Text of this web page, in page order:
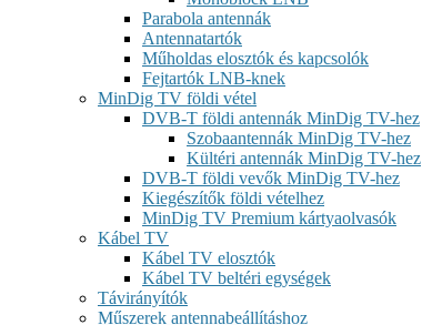
Parabola antennák
Antennatartók
Műholdas elosztók és kapcsolók
Fejtartók LNB-knek
MinDig TV földi vétel
DVB-T földi antennák MinDig TV-hez
Szobaantennák MinDig TV-hez
Kültéri antennák MinDig TV-hez
DVB-T földi vevők MinDig TV-hez
Kiegészítők földi vételhez
MinDig TV Premium kártyaolvasók
Kábel TV
Kábel TV elosztók
Kábel TV beltéri egységek
Távirányítók
Műszerek antennabeállításhoz